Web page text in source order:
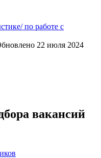
по работе с
22 июля 2024
вакансий